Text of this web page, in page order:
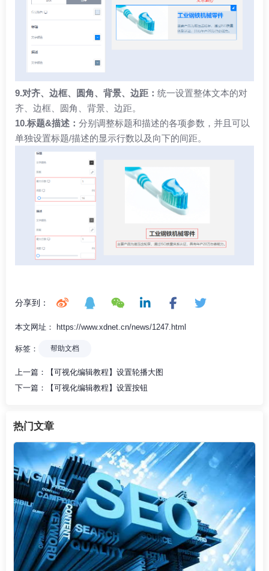
9.对齐、边框、圆角、背景、边距： 统一设置整体文本的对
齐、边框、圆角、背景、边距。
10.标题&描述： 分别调整标题和描述的各项参数，并且可以
单独设置标题/描述的显示行数以及向下的间距。
分享到：
本文网址： https://www.xdnet.cn/news/1247.html
标签： 帮助文档
上一篇：
【可视化编辑教程】设置轮播大图
下一篇：
【可视化编辑教程】设置按钮
热门文章